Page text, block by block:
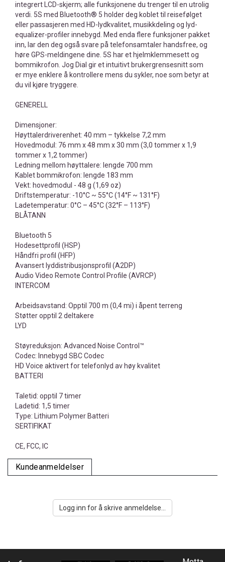
integrert LCD-skjerm; alle funksjonene du trenger til en utrolig
verdi. 5S med Bluetooth® 5 holder deg koblet til reisefølget
eller passasjeren med HD-lydkvalitet, musikkdeling og lyd-
equalizer-profiler innebygd. Med enda flere funksjoner pakket
inn, lar den deg også svare på telefonsamtaler handsfree, og
høre GPS-meldingene dine. 5S har et hjelmklemmesett og
bommikrofon. Jog Dial gir et intuitivt brukergrensesnitt som
er mye enklere å kontrollere mens du sykler, noe som betyr at
du vil kjøre tryggere.
GENERELL
Dimensjoner:
Høyttalerdriverenhet: 40 mm – tykkelse 7,2 mm
Hovedmodul: 76 mm x 48 mm x 30 mm (3,0 tommer x 1,9
tommer x 1,2 tommer)
Ledning mellom høyttalere: lengde 700 mm
Kablet bommikrofon: lengde 183 mm
Vekt: hovedmodul - 48 g (1,69 oz)
Driftstemperatur: -10°C ~ 55°C (14°F ~ 131°F)
Ladetemperatur: 0°C – 45°C (32°F – 113°F)
BLÅTANN
Bluetooth 5
Hodesettprofil (HSP)
Håndfri profil (HFP)
Avansert lyddistribusjonsprofil (A2DP)
Audio Video Remote Control Profile (AVRCP)
INTERCOM
Arbeidsavstand: Opptil 700 m (0,4 mi) i åpent terreng
Støtter opptil 2 deltakere
LYD
Støyreduksjon: Advanced Noise Control™
Codec: Innebygd SBC Codec
HD Voice aktivert for telefonlyd av høy kvalitet
BATTERI
Taletid: opptil 7 timer
Ladetid: 1,5 timer
Type: Lithium Polymer Batteri
SERTIFIKAT
CE, FCC, IC
Kundeanmeldelser
Logg inn for å skrive anmeldelse...